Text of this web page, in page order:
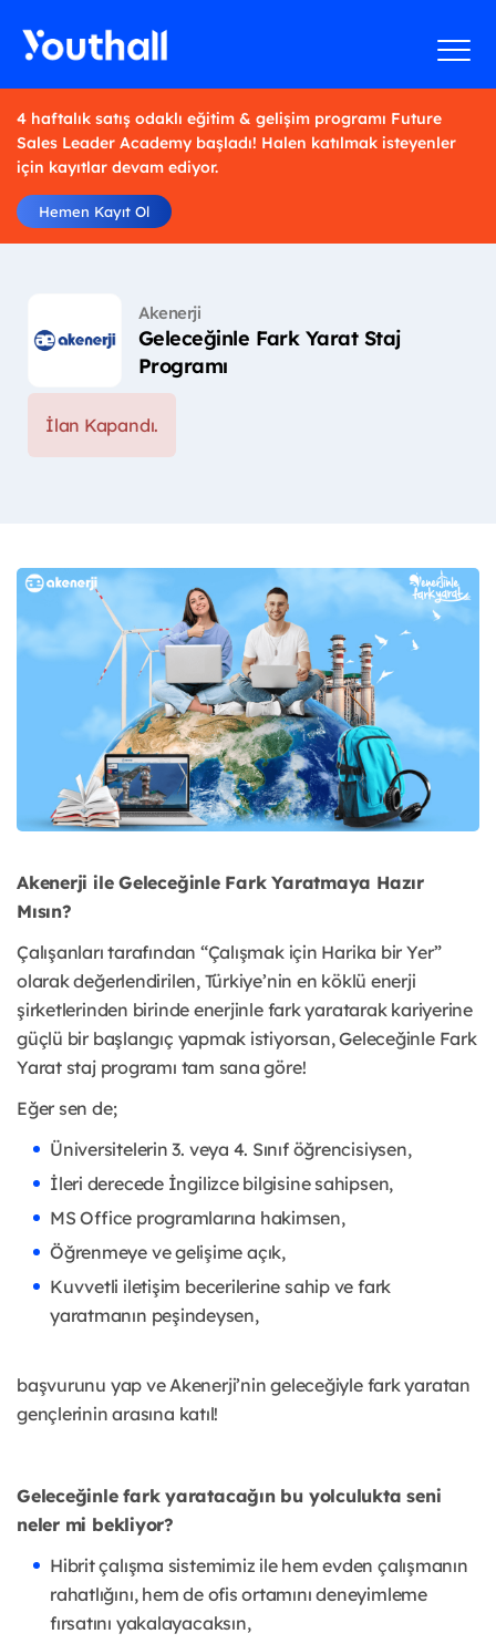
4 haftalık satış odaklı eğitim & gelişim programı Future
Sales Leader Academy başladı! Halen katılmak isteyenler
için kayıtlar devam ediyor.
Hemen Kayıt Ol
Akenerji
Geleceğinle Fark Yarat Staj
Programı
İlan Kapandı.
Akenerji ile Geleceğinle Fark Yaratmaya Hazır
Mısın?
Çalışanları tarafından “Çalışmak için Harika bir Yer”
olarak değerlendirilen, Türkiye’nin en köklü enerji
şirketlerinden birinde enerjinle fark yaratarak kariyerine
güçlü bir başlangıç yapmak istiyorsan, Geleceğinle Fark
Yarat staj programı tam sana göre!
Eğer sen de;
Üniversitelerin 3. veya 4. Sınıf öğrencisiysen,
İleri derecede İngilizce bilgisine sahipsen,
MS Office programlarına hakimsen,
Öğrenmeye ve gelişime açık,
Kuvvetli iletişim becerilerine sahip ve fark
yaratmanın peşindeysen,
başvurunu yap ve Akenerji’nin geleceğiyle fark yaratan
gençlerinin arasına katıl!
Geleceğinle fark yaratacağın bu yolculukta seni
neler mi bekliyor?
Hibrit çalışma sistemimiz ile hem evden çalışmanın
rahatlığını, hem de ofis ortamını deneyimleme
fırsatını yakalayacaksın,